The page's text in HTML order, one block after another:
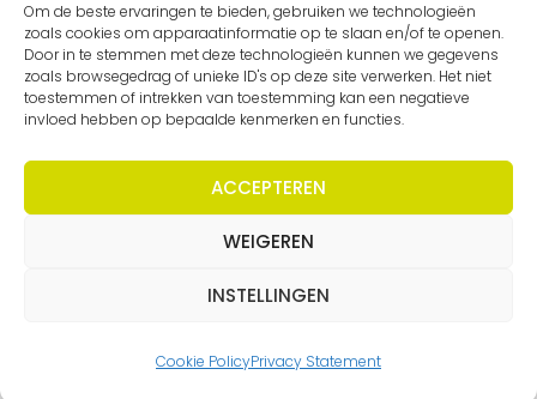
Om de beste ervaringen te bieden, gebruiken we technologieën
zoals cookies om apparaatinformatie op te slaan en/of te openen.
Door in te stemmen met deze technologieën kunnen we gegevens
zoals browsegedrag of unieke ID's op deze site verwerken. Het niet
toestemmen of intrekken van toestemming kan een negatieve
invloed hebben op bepaalde kenmerken en functies.
ACCEPTEREN
WEIGEREN
INSTELLINGEN
Cookie PolicyPrivacy Statement
Voorwaarden| Privacy statement